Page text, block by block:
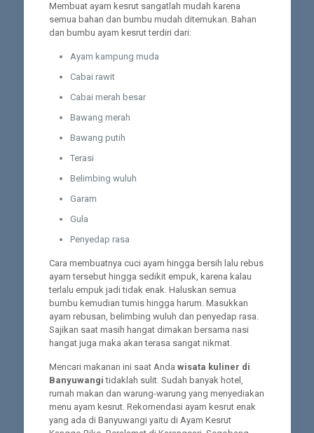
Membuat ayam kesrut sangatlah mudah karena
semua bahan dan bumbu mudah ditemukan. Bahan
dan bumbu ayam kesrut terdiri dari:
Ayam kampung muda
Cabai rawit
Cabai merah besar
Bawang merah
Bawang putih
Terasi
Belimbing wuluh
Garam
Gula
Penyedap rasa
Cara membuatnya cuci ayam hingga bersih lalu rebus
ayam tersebut hingga sedikit empuk, karena kalau
terlalu empuk jadi tidak enak. Haluskan semua
bumbu kemudian tumis hingga harum. Masukkan
ayam rebusan, belimbing wuluh dan penyedap rasa.
Sajikan saat masih hangat dimakan bersama nasi
hangat juga maka akan terasa sangat nikmat.
Mencari makanan ini saat Anda wisata kuliner di
Banyuwangi tidaklah sulit. Sudah banyak hotel,
rumah makan dan warung-warung yang menyediakan
menu ayam kesrut. Rekomendasi ayam kesrut enak
yang ada di Banyuwangi yaitu di Ayam Kesrut